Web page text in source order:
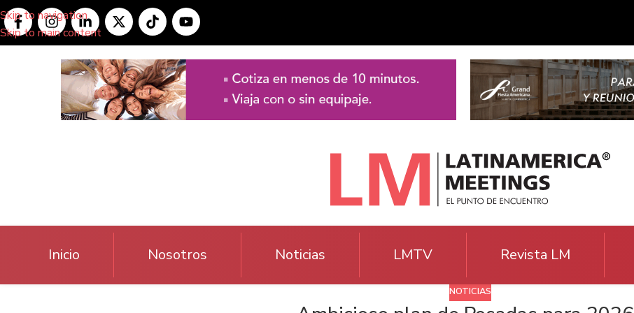
Skip to navigation
Skip to main content
Inicio Nosotros Noticias LMTV Revista LM
NOTICIAS